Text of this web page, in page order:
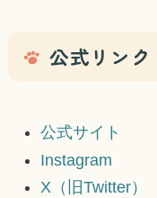
公式リンク
公式サイト
Instagram
X（旧Twitter）